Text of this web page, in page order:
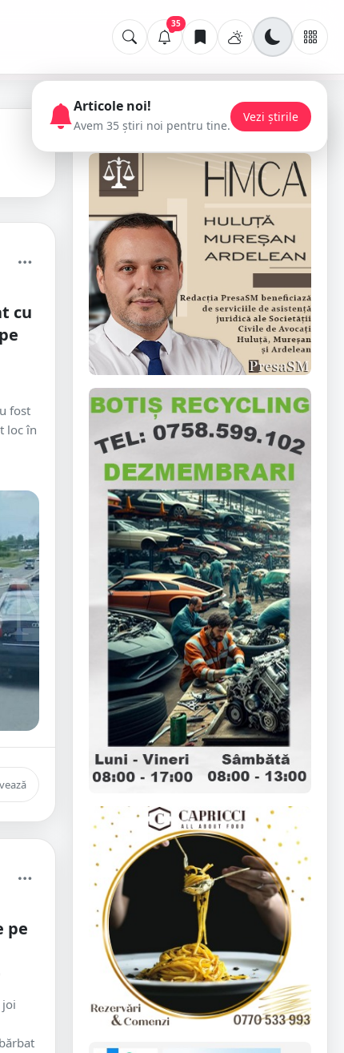
35
cu
fost
loc în
pe
joi
📢 Publicitate
Articole noi!
Avem 35 știri noi pentru tine.
Vezi știrile